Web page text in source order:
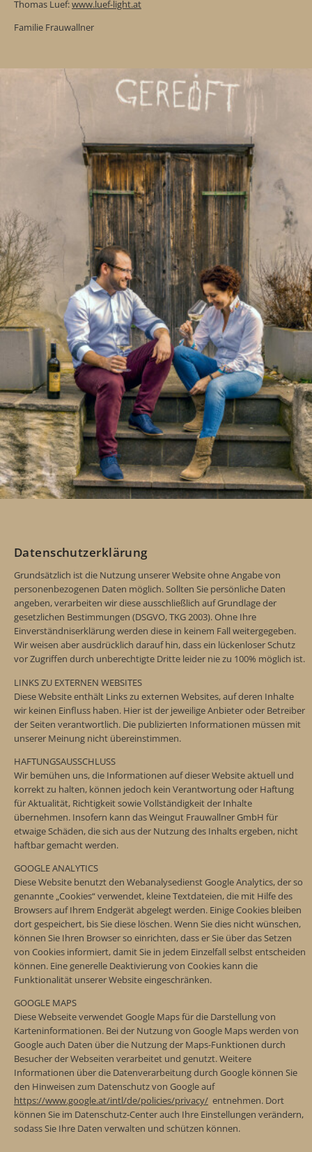
Thomas Luef:www.luef-light.at
Familie Frauwallner
Datenschutzerklärung
Grundsätzlich ist die Nutzung unserer Website ohne Angabe von
personenbezogenen Daten möglich. Sollten Sie persönliche Daten
angeben, verarbeiten wir diese ausschließlich auf Grundlage der
gesetzlichen Bestimmungen (DSGVO, TKG 2003). Ohne Ihre
Einverständniserklärung werden diese in keinem Fall weitergegeben.
Wir weisen aber ausdrücklich darauf hin, dass ein lückenloser Schutz
vor Zugriffen durch unberechtigte Dritte leider nie zu 100% möglich ist.
LINKS ZU EXTERNEN WEBSITES
Diese Website enthält Links zu externen Websites, auf deren Inhalte
wir keinen Einfluss haben. Hier ist der jeweilige Anbieter oder Betreiber
der Seiten verantwortlich. Die publizierten Informationen müssen mit
unserer Meinung nicht übereinstimmen.
HAFTUNGSAUSSCHLUSS
Wir bemühen uns, die Informationen auf dieser Website aktuell und
korrekt zu halten, können jedoch kein Verantwortung oder Haftung
für Aktualität, Richtigkeit sowie Vollständigkeit der Inhalte
übernehmen. Insofern kann das Weingut Frauwallner GmbH für
etwaige Schäden, die sich aus der Nutzung des Inhalts ergeben, nicht
haftbar gemacht werden.
GOOGLE ANALYTICS
Diese Website benutzt den Webanalysedienst Google Analytics, der so
genannte „Cookies“ verwendet, kleine Textdateien, die mit Hilfe des
Browsers auf Ihrem Endgerät abgelegt werden. Einige Cookies bleiben
dort gespeichert, bis Sie diese löschen. Wenn Sie dies nicht wünschen,
können Sie Ihren Browser so einrichten, dass er Sie über das Setzen
von Cookies informiert, damit Sie in jedem Einzelfall selbst entscheiden
können. Eine generelle Deaktivierung von Cookies kann die
Funktionalität unserer Website eingeschränken.
GOOGLE MAPS
Diese Webseite verwendet Google Maps für die Darstellung von
Karteninformationen. Bei der Nutzung von Google Maps werden von
Google auch Daten über die Nutzung der Maps-Funktionen durch
Besucher der Webseiten verarbeitet und genutzt. Weitere
Informationen über die Datenverarbeitung durch Google können Sie
den Hinweisen zum Datenschutz von Google auf
https://www.google.at/intl/de/policies/privacy/ entnehmen. Dort
können Sie im Datenschutz-Center auch Ihre Einstellungen verändern,
sodass Sie Ihre Daten verwalten und schützen können.